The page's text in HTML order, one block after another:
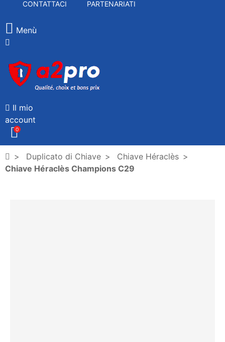
CONTATTACI PARTENARIATI
Menù
Il mio
account
0
Duplicato di Chiave
Chiave Héraclès
Chiave Héraclès Champions C29